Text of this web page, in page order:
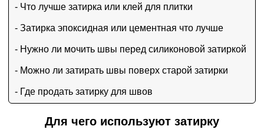
- Что лучше затирка или клей для плитки
- Затирка эпоксидная или цементная что лучше
- Нужно ли мочить швы перед силиконовой затиркой
- Можно ли затирать швы поверх старой затирки
- Где продать затирку для швов
Для чего используют затирку